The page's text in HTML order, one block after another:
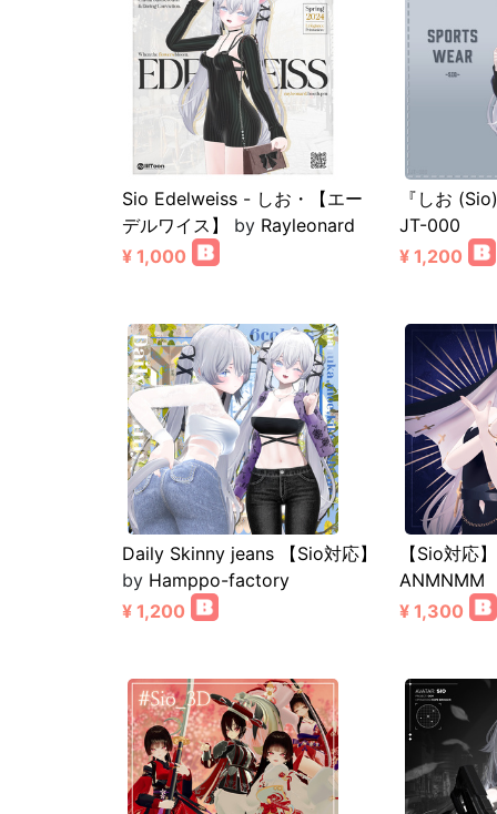
Sio Edelweiss - しお・【エー
デルワイス】
by Rayleonard
¥ 1,000
『しお
JT-000
¥ 1,200
Daily Skinny jeans 【Sio対応】
by Hamppo-factory
¥ 1,200
【Sio対応
ANMNMM
¥ 1,300